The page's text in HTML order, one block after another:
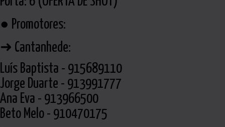
● Promotores:
➜ Cantanhede:
Luís Baptista - 915689110
Jorge Duarte - 913991777
Ana Eva - 913966500
Beto Melo - 910470175